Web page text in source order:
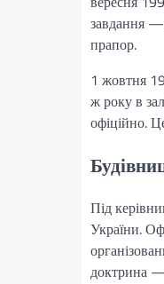
завдання —
прапор.
1 жовтня
ж року в
офіційно.
Під
України.
доктрина —